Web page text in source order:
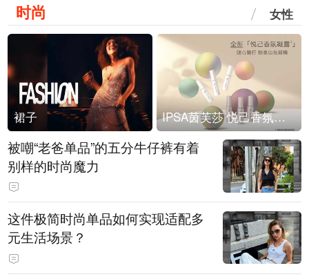
时尚 女性
裙子 IPSA茵芙莎 悦己香氛凝露上市
被嘲“老爸单品”的五分牛仔裤有着
别样的时尚魔力
这件极简时尚单品如何实现适配多
元生活场景？